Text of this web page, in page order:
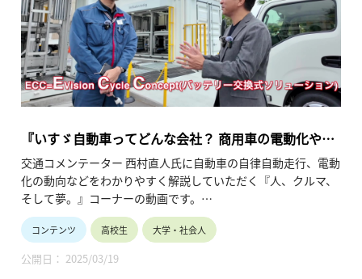
『いすゞ自動車ってどんな会社？ 商用車の電動化や自
動化とは？ （聴く編 第2回）』
交通コメンテーター 西村直人氏に自動車の自律自動走行、電動
化の動向などをわかりやすく解説していただく『人、クルマ、
そして夢。』コーナーの動画です。
社会インフラとして様々な課題解決への対応が求められる中、
いすゞ自動車（株）がどのような取り組みを行っているかを紐
解く、シリーズ動画『商用車ならではの電動化と自動化技術』
の第2弾。
コンテンツ 高校生 大学・社会人
公開日： 2025/03/19